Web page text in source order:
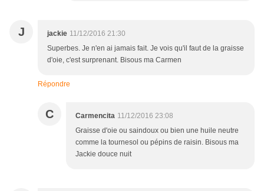
J jackie 11/12/2016 21:30
Superbes. Je n'en ai jamais fait. Je vois qu'il faut de la graisse
d'oie, c'est surprenant. Bisous ma Carmen
Répondre
C Carmencita 11/12/2016 23:08
Graisse d'oie ou saindoux ou bien une huile neutre
comme la tournesol ou pépins de raisin. Bisous ma
Jackie douce nuit